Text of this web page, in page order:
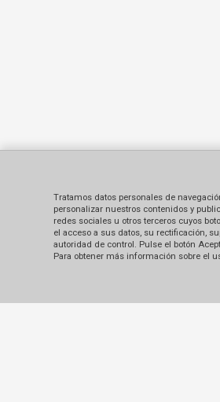
Tratamos datos personales de
personalizar nuestros contenidos y
redes sociales u otros terceros cuyos
el acceso a sus datos, su rectificación,
autoridad de control. Pulse el botón
Para obtener más información sobre el